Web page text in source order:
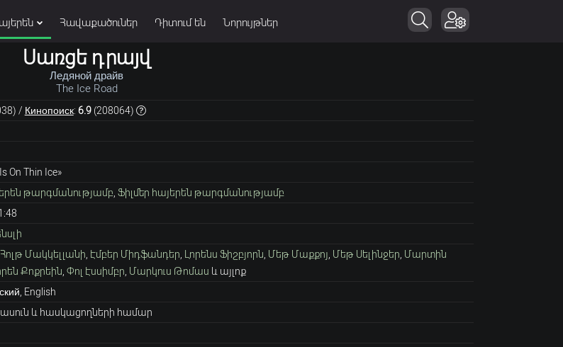
Հավաքածուներ Դիտում են Նորույթներ
Սառցե դրայվ
Ледяной драйв
The Ice Road
) / Кинопоиск: 6.9(208064)
On Thin Ice»
թարգմանությամբ Ֆիլմեր հայերեն թարգմանությամբ
Հոլթ Մակկելլանի Էմբեր Միդֆանդեր Լորենս Ֆիշբյորն Մեթ Մաքքոյ Մեթ Սելինջեր Մարտին
Քոքրեին Փոլ Էսսիմբր Մարկուս Թոմաս և այլոք
English
և հասկացողների համար